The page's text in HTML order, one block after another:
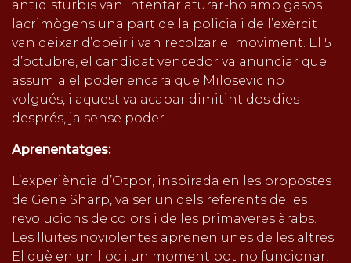
antidisturbis van intentar aturar-ho amb gasos
lacrimògens una part de la policia i de l’exèrcit
van deixar d’obeir i van recolzar el moviment. El 5
d’octubre, el candidat vencedor va anunciar que
assumia el poder encara que Milosevic no
volgués, i aquest va acabar dimitint dos dies
després, ja sense poder.
Aprenentatges:
L’experiència d’Otpor, inspirada en les propostes
de Gene Sharp, va ser un dels referents de les
revolucions de colors i de les primaveres àrabs.
Les lluites noviolentes aprenen unes de les altres.
El què en un lloc i un moment pot no funcionar,